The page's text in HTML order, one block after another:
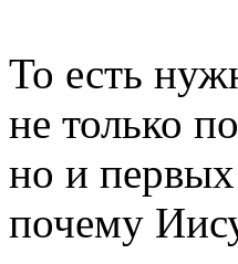
То есть
не только
но и
почему